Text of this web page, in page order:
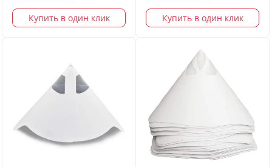
Купить в один клик Купить в один клик